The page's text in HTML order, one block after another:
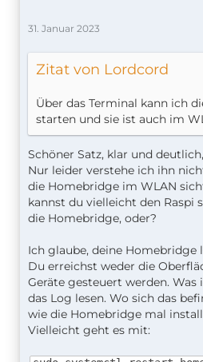
31. Januar 2023
Zitat von Lordcord
Über das Terminal kann ich
starten und sie ist auch im
Schöner Satz, klar und
Nur leider verstehe ich ihn
die Homebridge im WLAN
kannst du vielleicht den Raspi
die Homebridge, oder?
Ich glaube, deine
Du erreichst weder die
Geräte gesteuert werden.
das Log lesen. Wo sich das
wie die Homebridge mal
Vielleicht geht es mit: